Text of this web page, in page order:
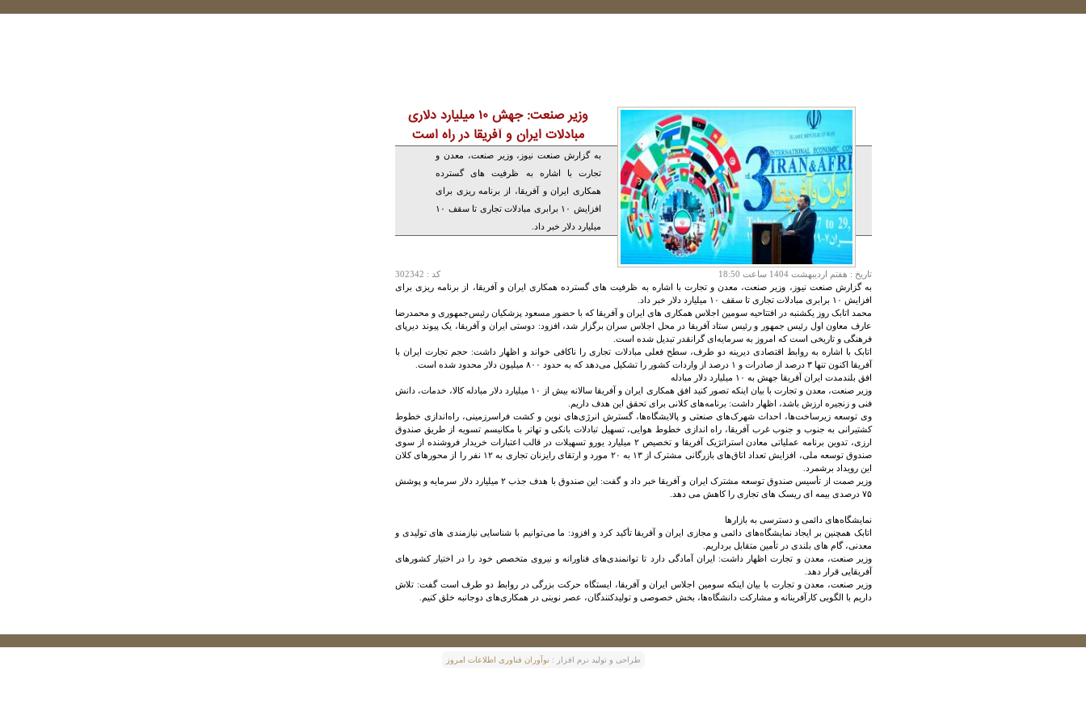
وزیر صنعت: جهش ۱۰ میلیارد دلاری
مبادلات ایران و آفریقا در راه است
به گزارش صنعت نیوز، وزیر صنعت، معدن و
تجارت با اشاره به ظرفیت‌ های گسترده
همکاری ایران و آفریقا، از برنامه‌ ریزی برای
افزایش ۱۰ برابری مبادلات تجاری تا سقف ۱۰
میلیارد دلار خبر داد.
تاريخ : هفتم ارديبهشت 1404 ساعت 18:50
کد : 302342
به گزارش صنعت نیوز، وزیر صنعت، معدن و تجارت با اشاره به ظرفیت‌ های گسترده همکاری ایران و آفریقا، از برنامه‌ ریزی برای
افزایش ۱۰ برابری مبادلات تجاری تا سقف ۱۰ میلیارد دلار خبر داد.
محمد اتابک روز یکشنبه در افتتاحیه سومین اجلاس همکاری های ایران و آفریقا که با حضور مسعود پزشکیان رئیس‌جمهوری و محمدرضا
عارف معاون اول رئیس جمهور و رئیس ستاد آفریقا در محل اجلاس سران برگزار شد، افزود: دوستی ایران و آفریقا، یک پیوند دیرپای
فرهنگی و تاریخی است که امروز به سرمایه‌ای گرانقدر تبدیل شده است.
اتابک با اشاره به روابط اقتصادی دیرینه دو طرف، سطح فعلی مبادلات تجاری را ناکافی خواند و اظهار داشت: حجم تجارت ایران با
آفریقا اکنون تنها ۳ درصد از صادرات و ۱ درصد از واردات کشور را تشکیل می‌دهد که به حدود ۸۰۰ میلیون دلار محدود شده است.
افق بلندمدت ایران آفریقا جهش به ۱۰ میلیارد دلار مبادله
وزیر صنعت، معدن و تجارت با بیان اینکه تصور کنید افق همکاری ایران و آفریقا سالانه بیش از ۱۰ میلیارد دلار مبادله کالا، خدمات، دانش
فنی و زنجیره ارزش باشد، اظهار داشت: برنامه‌های کلانی برای تحقق این هدف داریم.
وی توسعه زیرساخت‌ها، احداث شهرک‌های صنعتی و پالایشگاه‌ها، گسترش انرژی‌های نوین و کشت فراسرزمینی، راه‌اندازی خطوط
کشتیرانی به جنوب و جنوب غرب آفریقا، راه اندازی خطوط هوایی، تسهیل تبادلات بانکی و تهاتر با مکانیسم تسویه از طریق صندوق
ارزی، تدوین برنامه عملیاتی معادن استراتژیک آفریقا و تخصیص ۲ میلیارد یورو تسهیلات در قالب اعتبارات خریدار فروشنده از سوی
صندوق توسعه ملی، افزایش تعداد اتاق‌های بازرگانی مشترک از ۱۳ به ۲۰ مورد و ارتقای رایزنان تجاری به ۱۲ نفر را از محورهای کلان
این رویداد برشمرد.
وزیر صمت از تأسیس صندوق توسعه مشترک ایران و آفریقا خبر داد و گفت: این صندوق با هدف جذب ۲ میلیارد دلار سرمایه و پوشش
۷۵ درصدی بیمه‌ ای ریسک‌ های تجاری را کاهش می دهد.
نمایشگاه‌های دائمی و دسترسی به بازارها
اتابک همچنین بر ایجاد نمایشگاه‌های دائمی و مجازی ایران و آفریقا تأکید کرد و افزود: ما می‌توانیم با شناسایی نیازمندی‌ های تولیدی و
معدنی، گام‌ های بلندی در تأمین متقابل برداریم.
وزیر صنعت، معدن و تجارت اظهار داشت: ایران آمادگی دارد تا توانمندی‌های فناورانه و نیروی متخصص خود را در اختیار کشورهای
آفریقایی قرار دهد.
وزیر صنعت، معدن و تجارت با بیان اینکه سومین اجلاس ایران و آفریقا، ایستگاه حرکت بزرگی در روابط دو طرف است گفت: تلاش
داریم با الگویی کارآفرینانه و مشارکت دانشگاه‌ها، بخش خصوصی و تولیدکنندگان، عصر نوینی در همکاری‌های دوجانبه خلق کنیم.
طراحی و توليد نرم افزار : نوآوران فناوری اطلاعات امروز